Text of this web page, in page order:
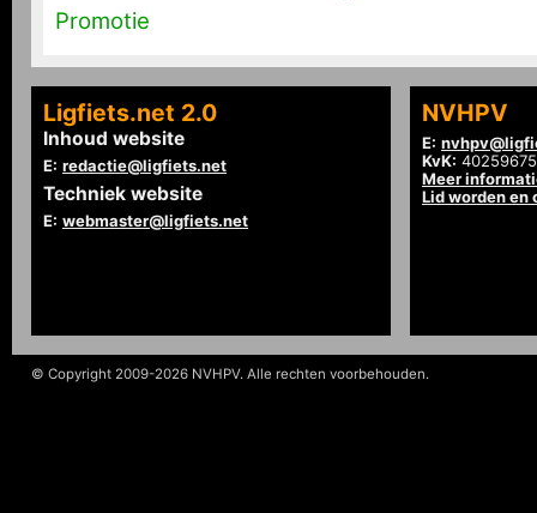
Promotie
Ligfiets.net 2.0
Inhoud website
E: redactie@ligfiets.net
Techniek website
E: webmaster@ligfiets.net
NVHPV
E:
KvK: 40259675
Meer
Lid worden en
© Copyright 2009-2026 NVHPV. Alle rechten voorbehouden.